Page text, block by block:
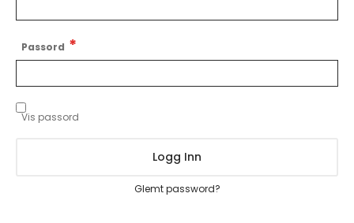
Passord
Vis passord
Logg Inn
Glemt password?